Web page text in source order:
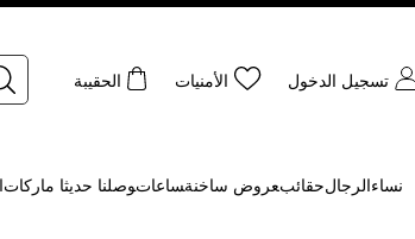
تسجيل الدخول الأمنيات الحقيبة
نساء الرجالحقائب‍عروض ساخنة‍ساعات‍وصلنا حديثا ‍ ماركات